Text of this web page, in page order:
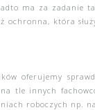
ma za zadanie
która
oferujemy
tle innych
roboczych np.